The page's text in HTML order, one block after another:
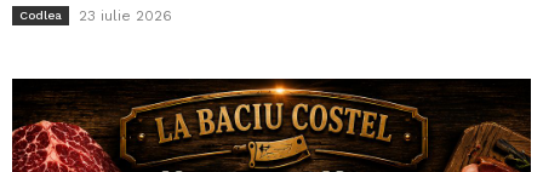
Codlea 23 iulie 2026